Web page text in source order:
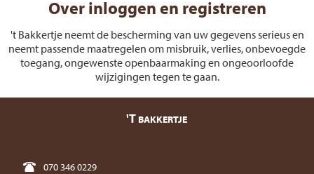
Over inloggen en registreren
't Bakkertje neemt de bescherming van uw gegevens serieus en
neemt passende maatregelen om misbruik, verlies, onbevoegde
toegang, ongewenste openbaarmaking en ongeoorloofde
wijzigingen tegen te gaan.
'T BAKKERTJE
070 346 0229